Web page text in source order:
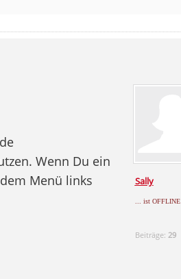
Sally
... ist OFFLINE
Beiträge: 29
Wenn Du ein
Menü links